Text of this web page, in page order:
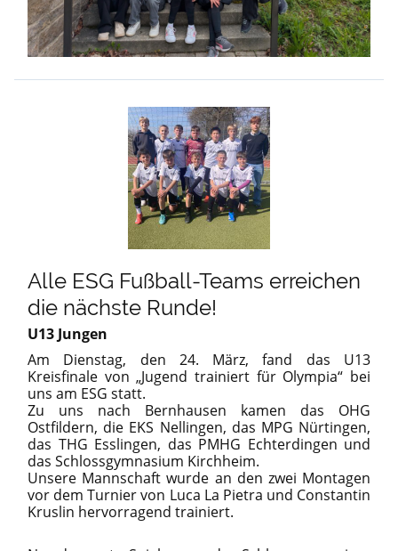
Alle ESG Fußball-Teams erreichen
die nächste Runde!
U13 Jungen
Am Dienstag, den 24. März, fand das U13
Kreisfinale von „Jugend trainiert für Olympia“ bei
uns am ESG statt.
Zu uns nach Bernhausen kamen das OHG
Ostfildern, die EKS Nellingen, das MPG Nürtingen,
das THG Esslingen, das PMHG Echterdingen und
das Schlossgymnasium Kirchheim.
Unsere Mannschaft wurde an den zwei Montagen
vor dem Turnier von Luca La Pietra und Constantin
Kruslin hervorragend trainiert.